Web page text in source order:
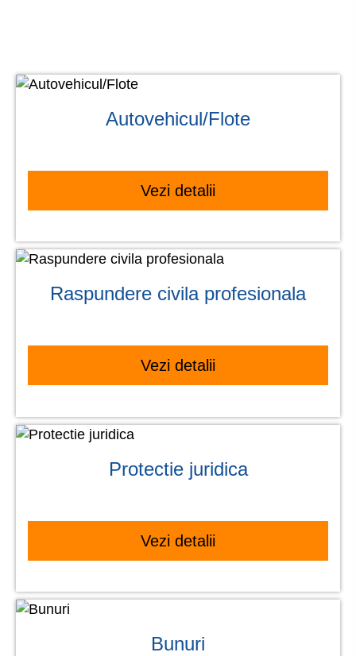
Autovehicul/Flote
Vezi detalii
Raspundere civila profesionala
Vezi detalii
Protectie juridica
Vezi detalii
Bunuri